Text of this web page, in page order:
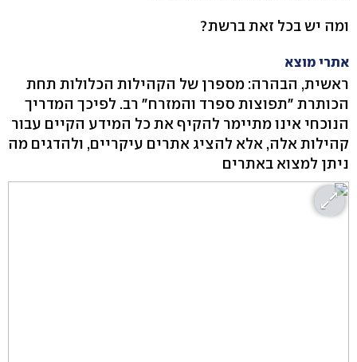
ומה יש בכל זאת ברשת?
אתרי מוצא
ראשית, הבהרה: מספרן של הקהילות הכלולות תחת
הכותרת "תפוצות ספרד והמזרח" רב. לפיכך המדריך
הנוכחי אינו מתיימר להקיף את כל המידע הקיים עבור
קהילות אלה, אלא להציג אתרים עיקריים, ולהדגים מה
ניתן למצוא באתרים